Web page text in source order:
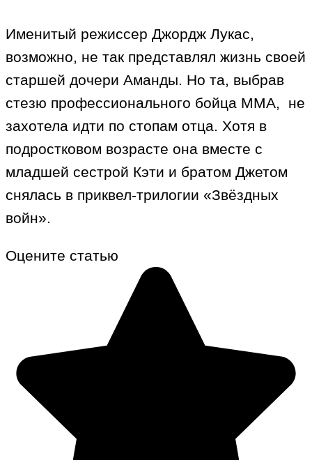
Именитый режиссер Джордж Лукас,
возможно, не так представлял жизнь своей
старшей дочери Аманды. Но та, выбрав
стезю профессионального бойца ММА, не
захотела идти по стопам отца. Хотя в
подростковом возрасте она вместе с
младшей сестрой Кэти и братом Джетом
снялась в приквел-трилогии «Звёздных
войн».
Оцените статью